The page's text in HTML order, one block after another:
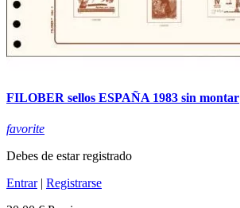
FILOBER sellos ESPAÑA 1983 sin montar
favorite
Debes de estar registrado
Entrar| Registrarse